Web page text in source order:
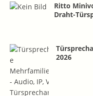
Ritto
Draht-
2026